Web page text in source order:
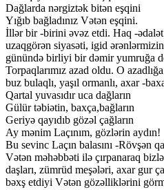
Dağlarda nərgiztək bitən eşqini
Yığıb bağladınız Vətən eşqini.
İllər bir -birini əvəz etdi. Haq -
uzaqgörən siyasəti, igid
günündə birliyi bir dəmir yumruğa
Torpaqlarımız azad oldu. O
buz bulaqlı, yaşıl ormanlı, axar -
Qartal yuvasıdır uca dağların
Gülür təbiətin, baxça,bağların
Geriyə qayıdıb gözəl çağların
Ay mənim Laçınım, gözlərin aydın!
Bu sevinc Laçın balasını -Rövşən
Vətən məhəbbəti ilə çırpanaraq
daşları, zümrüd meşələri, axar gur
bəxş etdiyi Vətən gözəlliklərini